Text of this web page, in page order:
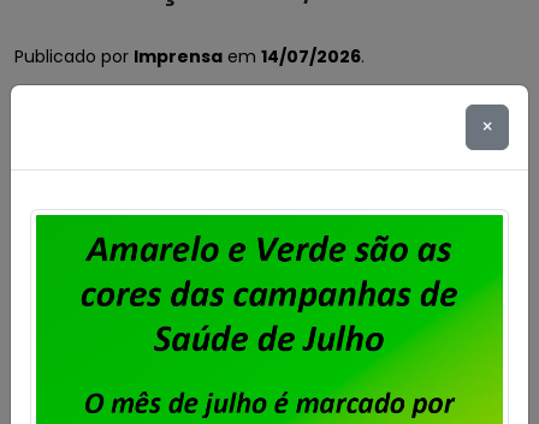
Publicado por Imprensa em 14/07/2026.
privadas de TI no estado do Rio de Janeiro a
17h30m, com quórum de 50%+1; e segunda chamada
às 18 horas com qualquer número de presentes, […]
×